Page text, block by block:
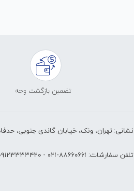
تضمین بازگشت وجه
نشانی: تهران، ونک، خیابان گاندی جنوبی، حدفاصل کوچه 23
تلفن سفارشات: ۸۸۶۶۰۶۶۱-۰۲۱ -